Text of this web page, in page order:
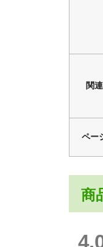
関
ペー
商